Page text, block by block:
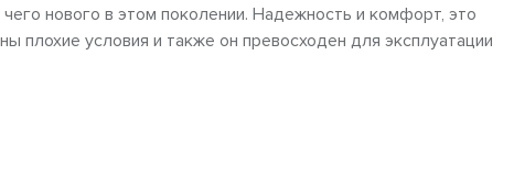
нового в этом поколении. Надежность и комфорт, это
плохие условия и также он превосходен для эксплуатации